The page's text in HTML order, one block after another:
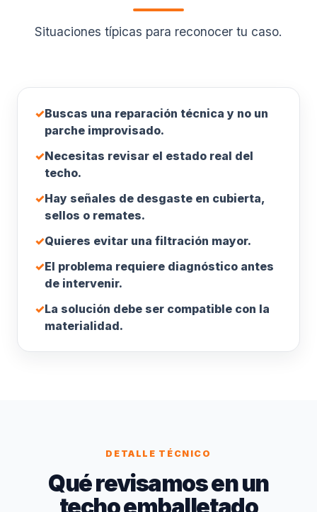
Situaciones típicas para reconocer tu caso.
✓Buscas una reparación técnica y no un
parche improvisado.
✓Necesitas revisar el estado real del
techo.
✓Hay señales de desgaste en cubierta,
sellos o remates.
✓Quieres evitar una filtración mayor.
✓El problema requiere diagnóstico antes
de intervenir.
✓La solución debe ser compatible con la
materialidad.
DETALLE TÉCNICO
Qué revisamos en un